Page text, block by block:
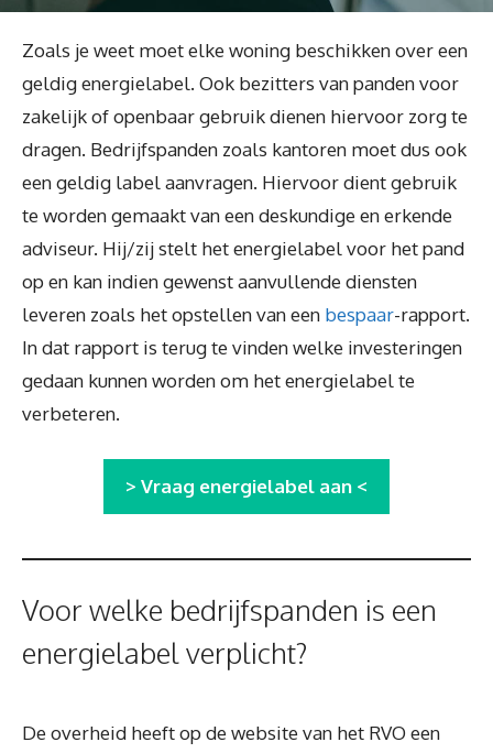
Zoals je weet moet elke woning beschikken over een
geldig energielabel. Ook bezitters van panden voor
zakelijk of openbaar gebruik dienen hiervoor zorg te
dragen. Bedrijfspanden zoals kantoren moet dus ook
een geldig label aanvragen. Hiervoor dient gebruik
te worden gemaakt van een deskundige en erkende
adviseur. Hij/zij stelt het energielabel voor het pand
op en kan indien gewenst aanvullende diensten
leveren zoals het opstellen van een bespaar-rapport.
In dat rapport is terug te vinden welke investeringen
gedaan kunnen worden om het energielabel te
verbeteren.
> Vraag energielabel aan <
Voor welke bedrijfspanden is een
energielabel verplicht?
De overheid heeft op de website van het RVO een